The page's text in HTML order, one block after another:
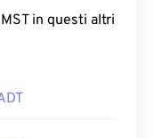
in questi altri